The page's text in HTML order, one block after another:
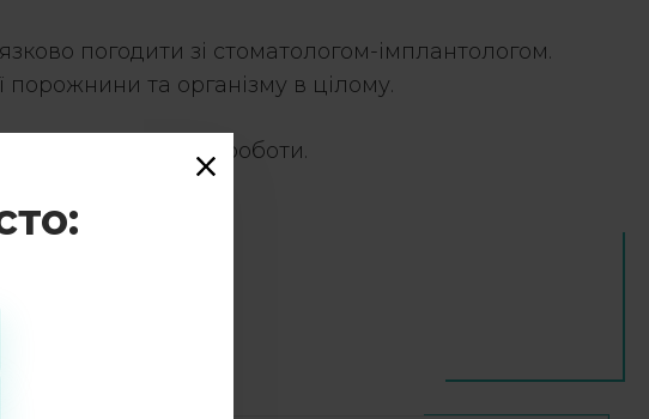
погодити зі стоматологом-імплантологом.
порожнини та організму в цілому.
значним досвідом роботи.